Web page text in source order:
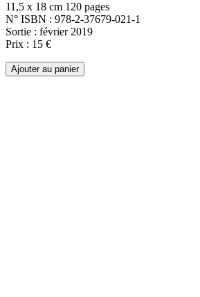
11,5 x 18 cm 120 pages
N° ISBN : 978-2-37679-021-1
Sortie : février 2019
Prix : 15 €